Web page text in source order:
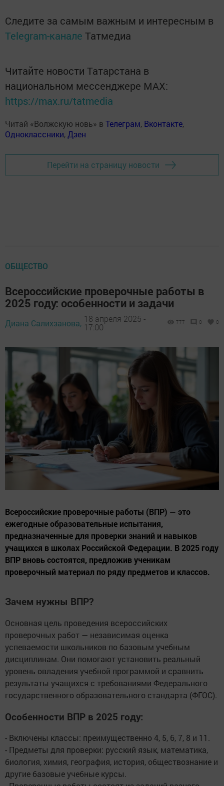
Следите за самым важным и интересным в
Telegram-канале Татмедиа
Читайте новости Татарстана в
национальном мессенджере MАХ:
https://max.ru/tatmedia
Читай «Волжскую новь» в Телеграм, Вконтакте,
Одноклассники, Дзен
Перейти на страницу новости
ОБЩЕСТВО
Всероссийские проверочные работы в
2025 году: особенности и задачи
Диана Салихзанова, 18 апреля 2025 -
17:00
777 0 0
Всероссийские проверочные работы (ВПР) — это
ежегодные образовательные испытания,
предназначенные для проверки знаний и навыков
учащихся в школах Российской Федерации. В 2025 году
ВПР вновь состоятся, предложив ученикам
проверочный материал по ряду предметов и классов.
Зачем нужны ВПР?
Основная цель проведения всероссийских
проверочных работ — независимая оценка
успеваемости школьников по базовым учебным
дисциплинам. Они помогают установить реальный
уровень овладения учебной программой и сравнить
результаты учащихся с требованиями Федерального
государственного образовательного стандарта (ФГОС).
Особенности ВПР в 2025 году:
- Включены классы: преимущественно 4, 5, 6, 7, 8 и 11.
- Предметы для проверки: русский язык, математика,
биология, химия, география, история, обществознание и
другие базовые учебные курсы.